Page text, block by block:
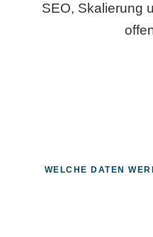
SEO, Skalierung
WELCHE DATEN